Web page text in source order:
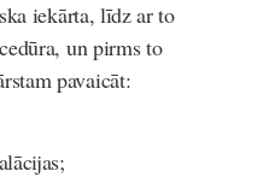
iekārta, līdz ar to
un pirms to
pavaicāt: